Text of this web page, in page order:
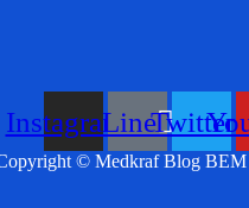
InstagramLineTwitter
© Medkraf Blog BEM